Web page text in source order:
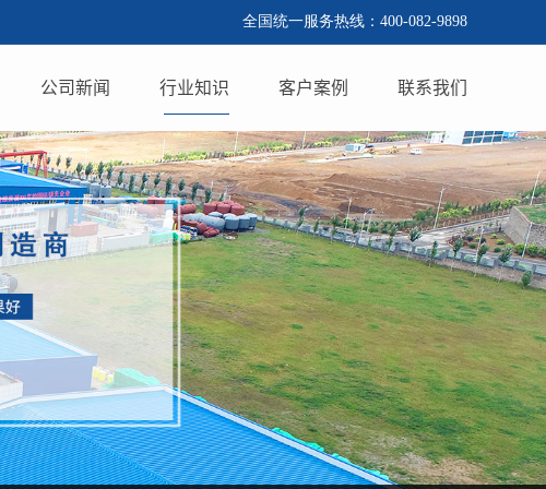
全国统一服务热线：400-082-9898
公司新闻 行业知识 客户案例 联系我们